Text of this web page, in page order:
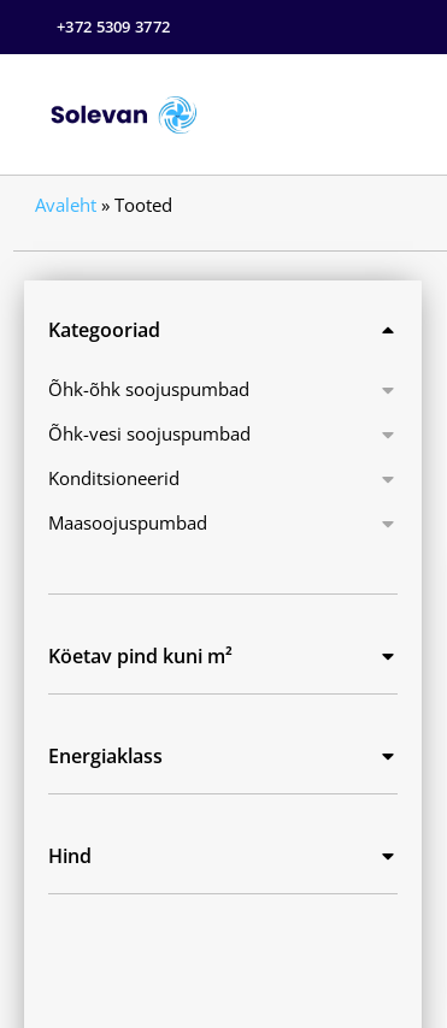
+372 5309 3772
Avaleht » Tooted
Kategooriad
Õhk-õhk soojuspumbad
Õhk-vesi soojuspumbad
Konditsioneerid
Maasoojuspumbad
Köetav pind kuni m²
Energiaklass
Hind